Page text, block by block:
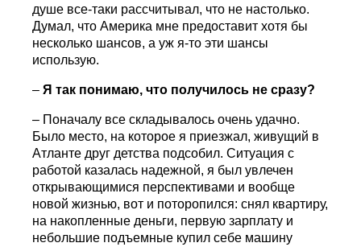
душе все-таки рассчитывал, что не настолько.
Думал, что Америка мне предоставит хотя бы
несколько шансов, а уж я-то эти шансы
использую.
–Я так понимаю, что получилось не сразу?
– Поначалу все складывалось очень удачно.
Было место, на которое я приезжал, живущий в
Атланте друг детства подсобил. Ситуация с
работой казалась надежной, я был увлечен
открывающимися перспективами и вообще
новой жизнью, вот и поторопился: снял квартиру,
на накопленные деньги, первую зарплату и
небольшие подъемные купил себе машину